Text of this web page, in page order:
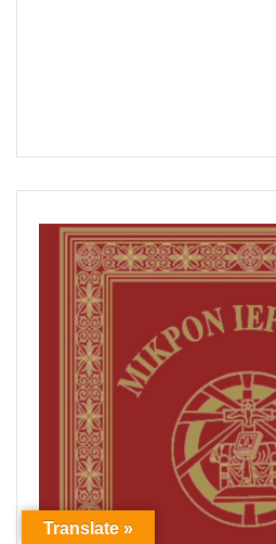
Translate »